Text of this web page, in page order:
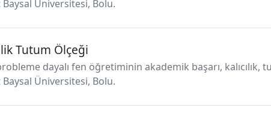
Üniversitesi, Bolu.
Tutum Ölçeği
dayalı fen öğretiminin akademik başarı, kalıcılık,
Üniversitesi, Bolu.